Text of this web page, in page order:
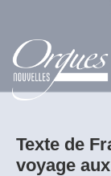
Texte de
voyage